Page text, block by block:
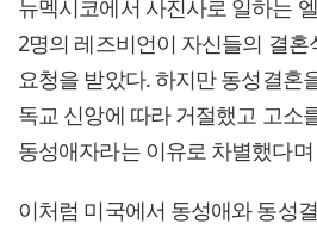
뉴멕시코에서 사진사로 일하는
2명의 레즈비언이 자신들의 결
요청을 받았다. 하지만 동성결혼
독교 신앙에 따라 거절했고 고소
동성애자라는 이유로 차별했다
이처럼 미국에서 동성애와 동성